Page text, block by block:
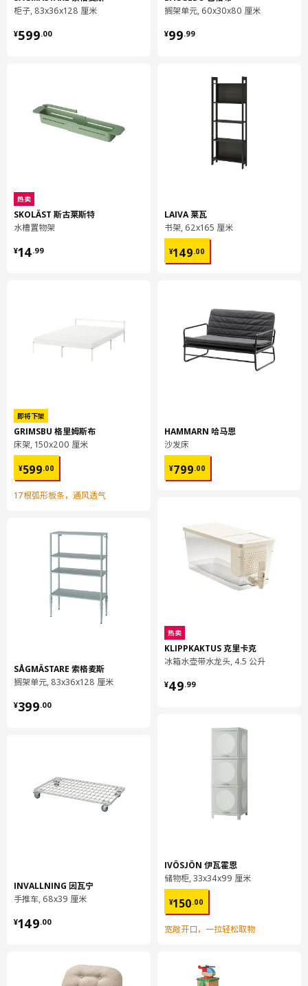
柜子, 83x36x128 厘米
¥599.00
¥ 599.00
热卖
SKOLÄST 斯古莱斯特
水槽置物架
¥14.99
¥ 14.99
即将下架
GRIMSBU 格里姆斯布
床架, 150x200 厘米
¥599.00
¥ 599.00
17根弧形板条，通风透气
SÅGMÄSTARE 索格麦斯
搁架单元, 83x36x128 厘米
¥399.00
¥ 399.00
INVALLNING 因瓦宁
手推车, 68x39 厘米
¥149.00
¥ 149.00
搁架单元, 60x30x80 厘米
¥99.99
¥ 99.99
LAIVA 莱瓦
书架, 62x165 厘米
¥149.00
¥ 149.00
HAMMARN 哈马恩
沙发床
¥799.00
¥ 799.00
热卖
KLIPPKAKTUS 克里卡克
冰箱水壶带水龙头, 4.5 公升
¥49.99
¥ 49.99
IVÖSJÖN 伊瓦霍恩
储物柜, 33x34x99 厘米
¥150.00
¥ 150.00
宽敞开口，一拉轻松取物